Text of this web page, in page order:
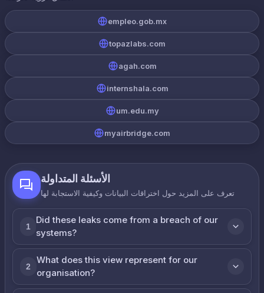
empleo.gob.mx
topazlabs.com
agah.com
internshala.com
um.edu.my
myairbridge.com
الأسئلة المتداولة
تعرف على المزيد حول اختراقات البيانات وكيفية الاستجابة لها
1
Did these leaks come from a breach of our
systems?
2
What does this view represent for our
organisation?